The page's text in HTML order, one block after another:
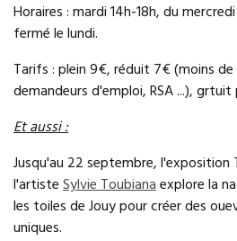
Horaires : mardi 14h-18h, du
fermé le lundi.
Tarifs : plein 9€, réduit 7€ (moins
demandeurs d'emploi, RSA ...),
Et aussi :
Jusqu'au 22 septembre, l'exposition
l'artisteSylvie Toubianaexplore la
les toiles de Jouy pour créer des
uniques.